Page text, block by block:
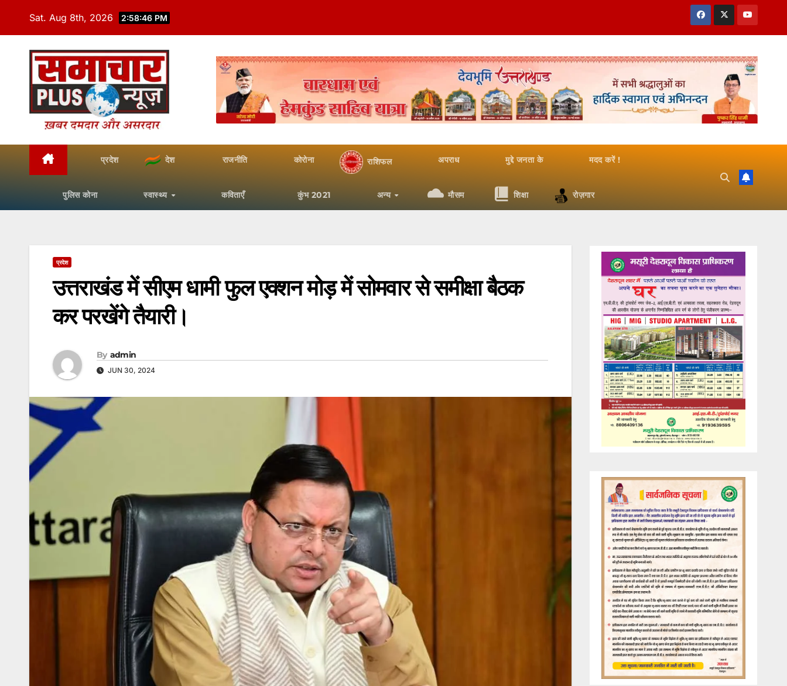
Sat. Aug 8th, 2026 2:58:47 PM
प्रदेश देश राजनीति कोरोना राशिफल अपराध मुद्दे जनता के मदद करें !
पुलिस कोना स्वास्थ्य कविताएँ कुंभ 2021 अन्य मौसम शिक्षा रोज़गार
प्रदेश
उत्तराखंड में सीएम धामी फुल एक्शन मोड़ में सोमवार से समीक्षा बैठक
कर परखेंगे तैयारी।
By admin
JUN 30, 2024